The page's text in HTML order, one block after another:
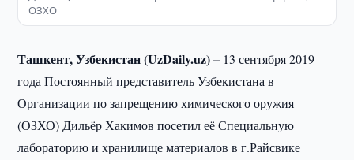
ОЗХО
Ташкент, Узбекистан (UzDaily.uz) – 13 сентября 2019
года Постоянный представитель Узбекистана в
Организации по запрещению химического оружия
(ОЗХО) Дильёр Хакимов посетил её Специальную
лабораторию и хранилище материалов в г.Райсвике